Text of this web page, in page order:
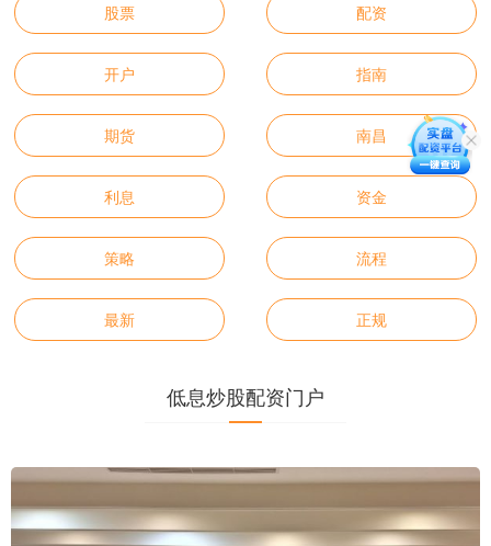
股票 配资
开户 指南
期货 南昌
利息 资金
策略 流程
最新 正规
低息炒股配资门户